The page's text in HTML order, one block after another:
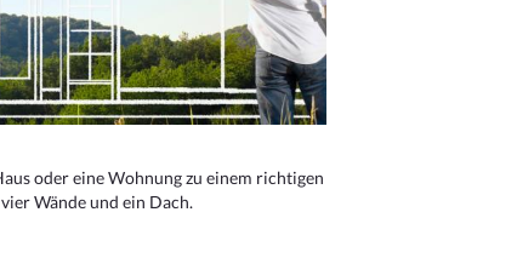
oder eine Wohnung zu einem richtigen
Wände und ein Dach.